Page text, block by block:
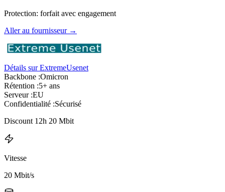
Protection: forfait avec engagement
Aller au fournisseur→
Détails sur ExtremeUsenet
Backbone :Omicron
Rétention :5+ ans
Serveur :EU
Confidentialité :Sécurisé
Discount 12h 20 Mbit
Vitesse
20 Mbit/s